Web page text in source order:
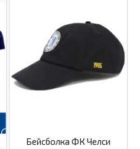
Бейсболка ФК Челси